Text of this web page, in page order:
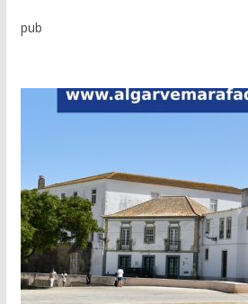
pub